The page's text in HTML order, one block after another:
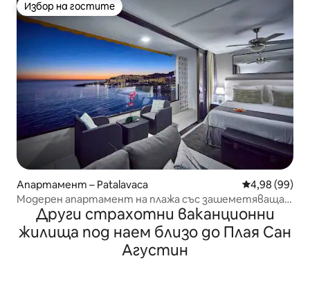
Избор на гостите
Избор на гостите
Апартамент – Patalavaca Средна
4,98 (99)
Модерен апартамент на плажа със зашеметяваща
гледка към морето!
Други страхотни ваканционни
жилища под наем близо до Плая Сан
Агустин